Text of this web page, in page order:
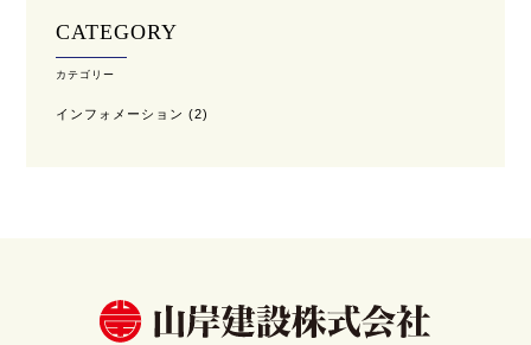
CATEGORY
カテゴリー
インフォメーション (2)